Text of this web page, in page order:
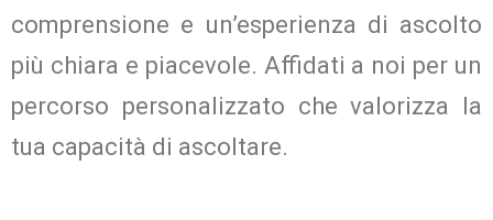
comprensione e un’esperienza di ascolto
più chiara e piacevole. Affidati a noi per un
percorso personalizzato che valorizza la
tua capacità di ascoltare.